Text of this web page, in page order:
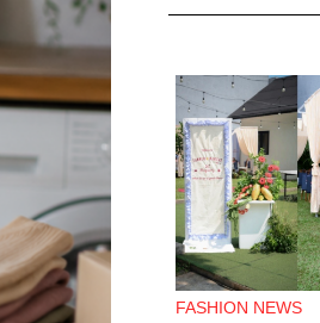
FASHION NEWS